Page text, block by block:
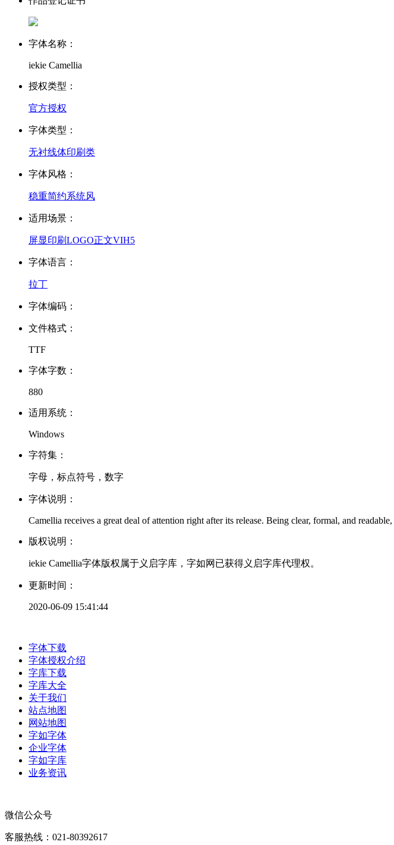
字体名称：
iekie Camellia
授权类型：
官方授权
字体类型：
无衬线体印刷类
字体风格：
稳重简约系统风
适用场景：
屏显印刷LOGO正文VIH5
字体语言：
拉丁
字体编码：
文件格式：
TTF
字体字数：
880
适用系统：
Windows
字符集：
字母，标点符号，数字
字体说明：
Camellia receives a great deal of attention right after its release. Being clear, formal, and
版权说明：
iekie Camellia字体版权属于义启字库，字如网已获得义启字库代理权。
更新时间：
2020-06-09 15:41:44
字体下载
字体授权介绍
字库下载
字库大全
关于我们
站点地图
网站地图
字如字体
企业字体
字如字库
业务资讯
微信公众号
客服热线：021-80392617